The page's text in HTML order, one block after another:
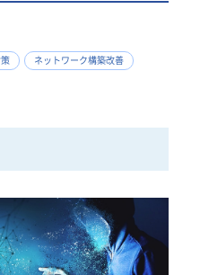
ネットワーク構築改善